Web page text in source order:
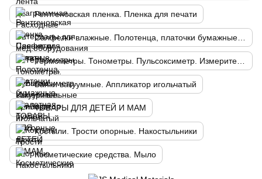
Рентгеновская пленка. Пленка для печати
Банки вакуумные. Аппликатор игольчатый
ТОВАРЫ ДЛЯ ДЕТЕЙ И МАМ
Костыли. Трости опорные. Накостыльники
Косметические средства. Мыло